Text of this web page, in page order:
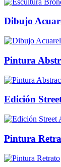
Dibujo
Pintura
Edición
Pintura